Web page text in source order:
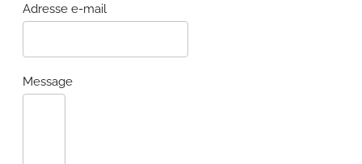
Adresse e-mail
Message